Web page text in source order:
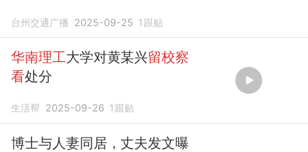
分
台州交通广播 2025-09-25 1 跟贴
华南理工大学对黄某兴留校察
看处分
生活帮 2025-09-26 1 跟贴
博士与人妻同居，丈夫发文曝